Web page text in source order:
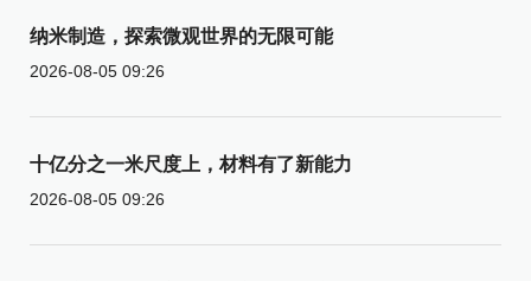
纳米制造，探索微观世界的无限可能
2026-08-05 09:26
十亿分之一米尺度上，材料有了新能力
2026-08-05 09:26